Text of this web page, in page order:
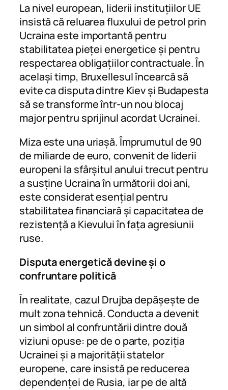
La nivel european, liderii instituțiilor UE
insistă că reluarea fluxului de petrol prin
Ucraina este importantă pentru
stabilitatea pieței energetice și pentru
respectarea obligațiilor contractuale. În
același timp, Bruxellesul încearcă să
evite ca disputa dintre Kiev și Budapesta
să se transforme într-un nou blocaj
major pentru sprijinul acordat Ucrainei.
Miza este una uriașă. Împrumutul de 90
de miliarde de euro, convenit de liderii
europeni la sfârșitul anului trecut pentru
a susține Ucraina în următorii doi ani,
este considerat esențial pentru
stabilitatea financiară și capacitatea de
rezistență a Kievului în fața agresiunii
ruse.
Disputa energetică devine și o
confruntare politică
În realitate, cazul Drujba depășește de
mult zona tehnică. Conducta a devenit
un simbol al confruntării dintre două
viziuni opuse: pe de o parte, poziția
Ucrainei și a majorității statelor
europene, care insistă pe reducerea
dependenței de Rusia, iar pe de altă